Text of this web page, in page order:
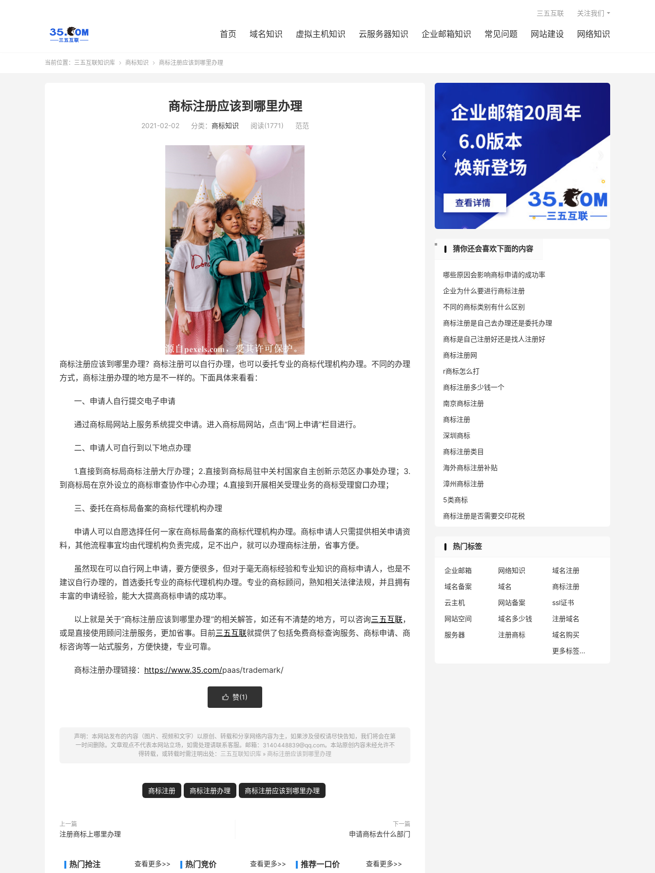
首页 域名知识 虚拟主机知识 云服务器知识 企业邮箱知识 常见问题 网站建设 网络知识
三五互联 关注我们
当前位置： 三五互联知识库  商标知识  商标注册应该到哪里办理
商标注册应该到哪里办理
2021-02-02 分类： 商标知识 阅读(1771) 范范
商标注册应该到哪里办理？商标注册可以自行办理，也可以委托专业的商标代理机构办理。不同的办理
方式，商标注册办理的地方是不一样的。下面具体来看看：
一、申请人自行提交电子申请
通过商标局网站上服务系统提交申请。进入商标局网站，点击“网上申请”栏目进行。
二、申请人可自行到以下地点办理
1.直接到商标局商标注册大厅办理； 2.直接到商标局驻中关村国家自主创新示范区办事处办理； 3.
到商标局在京外设立的商标审查协作中心办理； 4.直接到开展相关受理业务的商标受理窗口办理；
三、委托在商标局备案的商标代理机构办理
申请人可以自愿选择任何一家在商标局备案的商标代理机构办理。商标申请人只需提供相关申请资
料，其他流程事宜均由代理机构负责完成，足不出户，就可以办理商标注册，省事方便。
虽然现在可以自行网上申请，要方便很多，但对于毫无商标经验和专业知识的商标申请人，也是不
建议自行办理的，首选委托专业的商标代理机构办理。专业的商标顾问，熟知相关法律法规，并且拥有
丰富的申请经验，能大大提高商标申请的成功率。
以上就是关于“商标注册应该到哪里办理”的相关解答，如还有不清楚的地方，可以咨询三五互联，
或是直接使用顾问注册服务，更加省事。目前三五互联就提供了包括免费商标查询服务、商标申请、商
标咨询等一站式服务，方便快捷，专业可靠。
商标注册办理链接： https://www.35.com/paas/trademark/
 赞(1)
声明：本网站发布的内容（图片、视频和文字）以原创、转载和分享网络内容为主，如果涉及侵权请尽快告知，我们将会在第
一时间删除。文章观点不代表本网站立场，如需处理请联系客服。邮箱：3140448839@qq.com。本站原创内容未经允许不
得转载，或转载时需注明出处： 三五互联知识库 » 商标注册应该到哪里办理
商标注册 商标注册办理 商标注册应该到哪里办理
上一篇
注册商标上哪里办理
下一篇
申请商标去什么部门
热门抢注 查看更多>> 热门竞价 查看更多>> 推荐一口价 查看更多>>

猜你还会喜欢下面的内容
哪些原因会影响商标申请的成功率
企业为什么要进行商标注册
不同的商标类别有什么区别
商标注册是自己去办理还是委托办理
商标是自己注册好还是找人注册好
商标注册网
r商标怎么打
商标注册多少钱一个
南京商标注册
商标注册
深圳商标
商标注册类目
海外商标注册补贴
漳州商标注册
5类商标
商标注册是否需要交印花税
热门标签
企业邮箱 网络知识
域名注册
域名备案
域名
商标注册
云主机
网站备案
ssl证书
网站空间
域名多少钱
注册域名
服务器
注册商标
域名购买
更多标签...